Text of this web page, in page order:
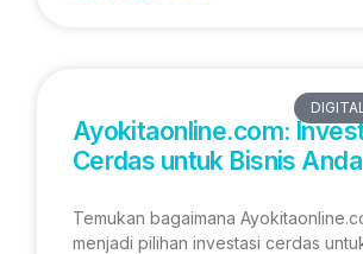
Ayokitaonline.com:
Cerdas untuk Bisnis Anda
Temukan bagaimana
menjadi pilihan investasi cerdas